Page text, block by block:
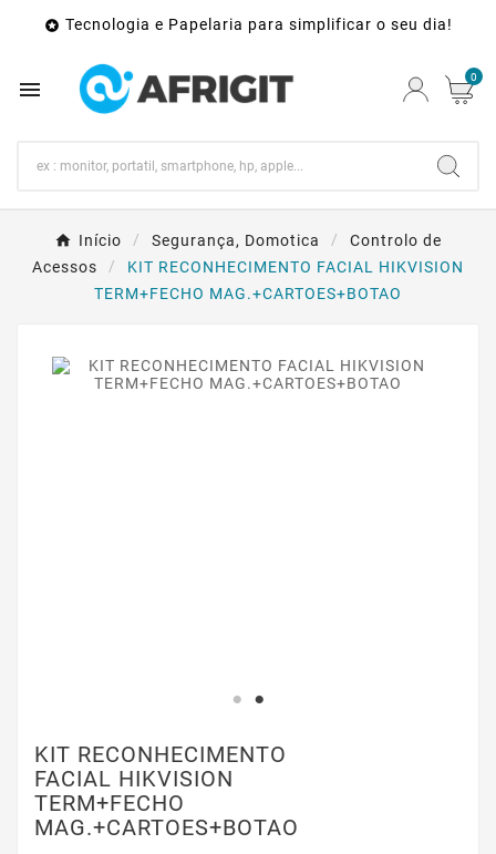
 Tecnologia e Papelaria para simplificar o seu dia!
 0
Início Segurança, Domotica
Controlo de
Acessos
KIT RECONHECIMENTO FACIAL HIKVISION
TERM+FECHO MAG.+CARTOES+BOTAO
KIT RECONHECIMENTO
FACIAL HIKVISION
TERM+FECHO
MAG.+CARTOES+BOTAO